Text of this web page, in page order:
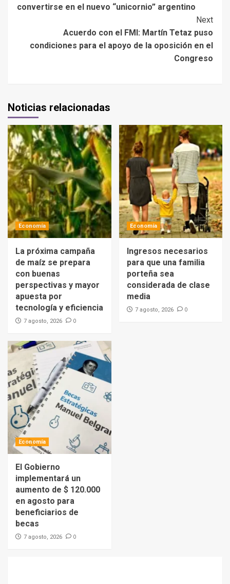
convertirse en el nuevo “unicornio” argentino
Next
Acuerdo con el FMI: Martín Tetaz puso
condiciones para el apoyo de la oposición en el
Congreso
Noticias relacionadas
Economía
La próxima campaña
de maíz se prepara
con buenas
perspectivas y mayor
apuesta por
tecnología y eficiencia
7 agosto, 2026 0
Economía
Ingresos necesarios
para que una familia
porteña sea
considerada de clase
media
7 agosto, 2026 0
Economía
El Gobierno
implementará un
aumento de $ 120.000
en agosto para
beneficiarios de
becas
7 agosto, 2026 0